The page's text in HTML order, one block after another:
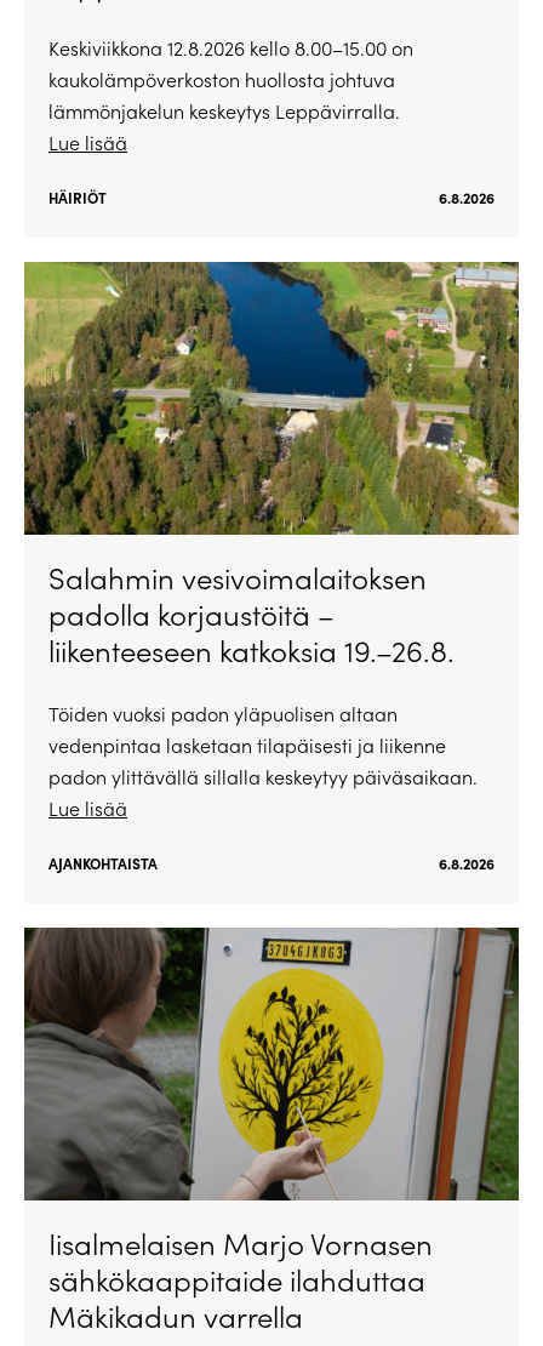
Keskiviikkona 12.8.2026 kello 8.00–15.00 on
kaukolämpöverkoston huollosta johtuva
lämmönjakelun keskeytys Leppävirralla.
Lue lisää
HÄIRIÖT 6.8.2026
Salahmin vesivoimalaitoksen
padolla korjaustöitä –
liikenteeseen katkoksia 19.–26.8.
Töiden vuoksi padon yläpuolisen altaan
vedenpintaa lasketaan tilapäisesti ja liikenne
padon ylittävällä sillalla keskeytyy päiväsaikaan.
Lue lisää
AJANKOHTAISTA 6.8.2026
Iisalmelaisen Marjo Vornasen
sähkökaappitaide ilahduttaa
Mäkikadun varrella